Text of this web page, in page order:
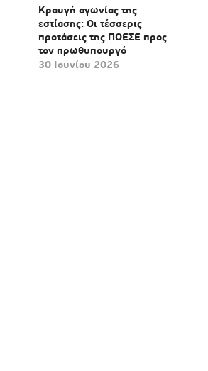
Κραυγή αγωνίας της
εστίασης: Οι τέσσερις
προτάσεις της ΠΟΕΣΕ προς
τον πρωθυπουργό
30 Ιουνίου 2026